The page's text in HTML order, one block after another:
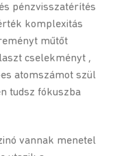
pénzvisszatérítés
komplexitás
műtőt
cselekményt ,
atomszámot szül
tudsz fókuszba
vannak menetel